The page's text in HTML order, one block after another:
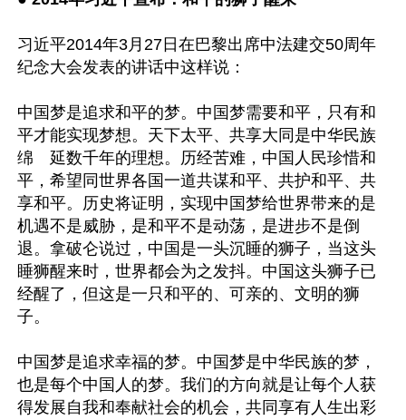
习近平2014年3月27日在巴黎出席中法建交50周年
纪念大会发表的讲话中这样说：
中国梦是追求和平的梦。中国梦需要和平，只有和
平才能实现梦想。天下太平、共享大同是中华民族
绵　延数千年的理想。历经苦难，中国人民珍惜和
平，希望同世界各国一道共谋和平、共护和平、共
享和平。历史将证明，实现中国梦给世界带来的是
机遇不是威胁，是和平不是动荡，是进步不是倒
退。拿破仑说过，中国是一头沉睡的狮子，当这头
睡狮醒来时，世界都会为之发抖。中国这头狮子已
经醒了，但这是一只和平的、可亲的、文明的狮
子。
中国梦是追求幸福的梦。中国梦是中华民族的梦，
也是每个中国人的梦。我们的方向就是让每个人获
得发展自我和奉献社会的机会，共同享有人生出彩